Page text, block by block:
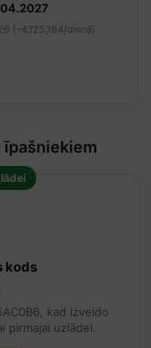
(~€125,184/dienā)
kods
kad izveido
pirmajai uzlādei.